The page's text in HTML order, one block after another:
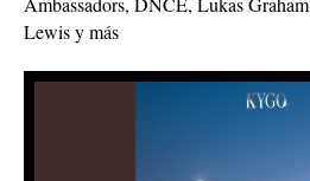
Lewis y más